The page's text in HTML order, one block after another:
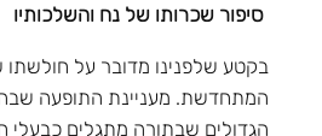
סיפור שכרותו של נח והשלכותיו
בקטע שלפנינו מדובר על חולשתו
המתחדשת. מעניינת התופעה
הגדולים שבתורה מתגלים כבעלי